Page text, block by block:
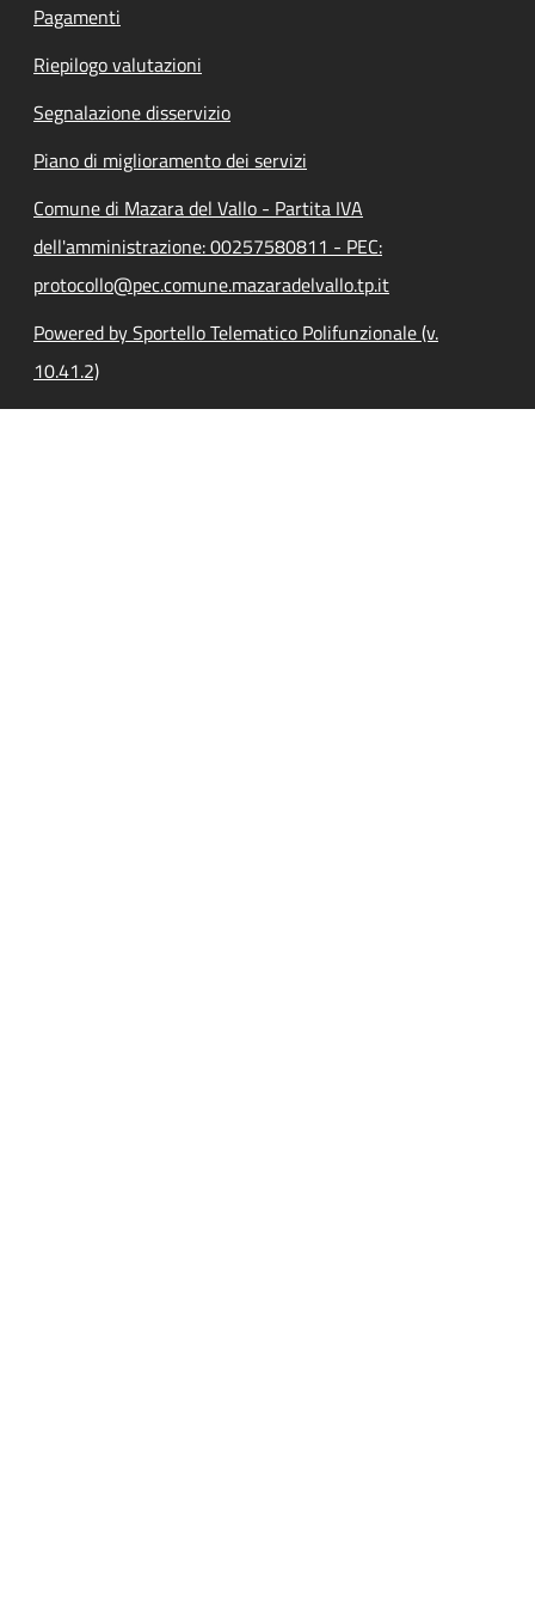
Pagamenti
Riepilogo valutazioni
Segnalazione disservizio
Piano di miglioramento dei servizi
Comune di Mazara del Vallo - Partita IVA
dell'amministrazione: 00257580811 - PEC:
protocollo@pec.comune.mazaradelvallo.tp.it
Powered by Sportello Telematico Polifunzionale (v.
10.41.2)